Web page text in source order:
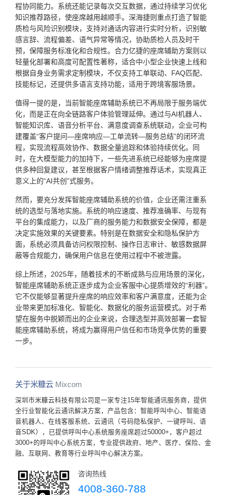
程协同能力。系统还能记录每次交互数据，通过持续学习优化
知识推荐路径，使座席越用越顺手。深海捷则重点打造了智能
质检与风险识别模块，支持对通话内容进行实时分析，识别敏
感言辞、流程偏差、语气异常等情况，协助质检人员及时干
预，保障服务标准化和合规性。合力亿捷的座席辅助方案则以
轻量化部署和高度可配置性著称，适合中小型企业快速上线和
根据自身业务需求定制模块，不仅支持工单联动、FAQ匹配、
技能标记，还提供多语言支持功能，适用于跨境客服场景。
值得一提的是，当前智能座席辅助系统已不再局限于服务端优
化，而是正在向全链路客户体验管理延伸。通过与AI机器人、
智能知识库、语音分析平台、满意度调查系统联动，企业可构
建覆盖“客户提问—座席响应—工单流转—服务总结”的闭环流
程，实现流程高效协作、数据全量追踪和体验持续优化。同
时，在大模型能力的加持下，一些先进系统已经能够为座席提
供多种回复建议，甚至根据客户情绪调整推荐话术，实现真正
意义上的“AI共创”式服务。
然而，要充分发挥智能座席辅助系统的价值，企业还需注重系
统的选型与落地实施。系统的响应速度、推荐准确率、与现有
平台的集成能力，以及厂商的服务能力和数据安全保障，都是
决定实施效果的关键要素。特别是在数据安全和隐私保护方
面，系统必须具备访问权限控制、操作日志审计、敏感数据屏
蔽等合规能力，确保用户信息在使用过程中不被泄露。
综上所述，2025年，随着技术的不断成熟与应用场景的深化，
智能座席辅助系统正逐步成为企业客服中心提质增效的“利器”。
它不仅能够显著提升座席的响应效率和客户满意度，还能为企
业带来更加标准化、智能化、数据化的服务运营模式。对于希
望在服务中脱颖而出的企业来说，合理选型并高效部署一套智
能座席辅助系统，将成为赢得用户信任和市场竞争优势的重要
一步。
关于米糠云 Mixcom
深圳市米糠云科技有限公司是一家专注15年智能通讯服务商，提供
全行业智能化云通讯解决方案，产品包含：智能呼叫中心、智能语
音机器人、在线客服系统、云通讯（号码隐私保护、一键呼叫、语
音SDK），已提供呼叫中心系统服务座席超过50000+，客户超过
3000+的呼叫中心系统方案，专业提供政府、地产、医疗、保险、金
融、互联网、教育等行业呼叫中心解决方案。
咨询热线
4008-360-788